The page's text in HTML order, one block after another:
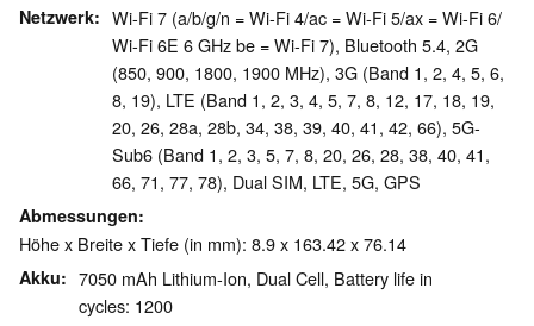
Netzwerk
Wi-Fi 7 (a/b/g/n = Wi-Fi 4/ac = Wi-Fi 5/ax = Wi-Fi 6/
Wi-Fi 6E 6 GHz be = Wi-Fi 7), Bluetooth 5.4, 2G
(850, 900, 1800, 1900 MHz), 3G (Band 1, 2, 4, 5, 6,
8, 19), LTE (Band 1, 2, 3, 4, 5, 7, 8, 12, 17, 18, 19,
20, 26, 28a, 28b, 34, 38, 39, 40, 41, 42, 66), 5G-
Sub6 (Band 1, 2, 3, 5, 7, 8, 20, 26, 28, 38, 40, 41,
66, 71, 77, 78), Dual SIM, LTE, 5G, GPS
Abmessungen
Höhe x Breite x Tiefe (in mm): 8.9 x 163.42 x 76.14
Akku
7050 mAh Lithium-Ion, Dual Cell, Battery life in
cycles: 1200